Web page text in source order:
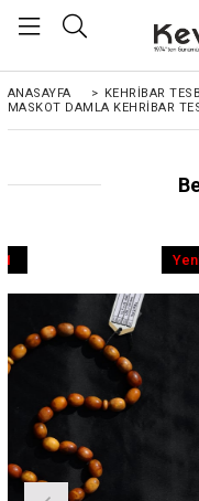
ANASAYFA > KEHRIBAR
MASKOT DAMLA KEHRIBAR
%20